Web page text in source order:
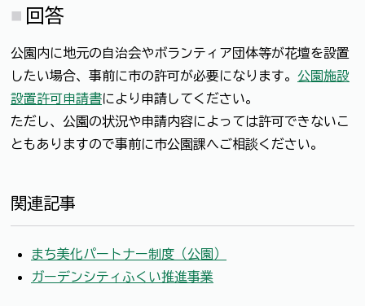
回答
公園内に地元の自治会やボランティア団体等が花壇を設置
したい場合、事前に市の許可が必要になります。 公園施設
設置許可申請書により申請してください。
ただし、公園の状況や申請内容によっては許可できないこ
ともありますので事前に市公園課へご相談ください。
関連記事
まち美化パートナー制度（公園）
ガーデンシティふくい推進事業